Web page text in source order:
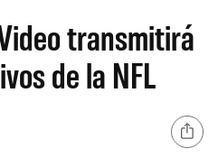
transmitirá
de la NFL